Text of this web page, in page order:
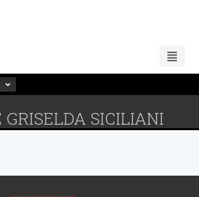
GRISELDA SICILIANI